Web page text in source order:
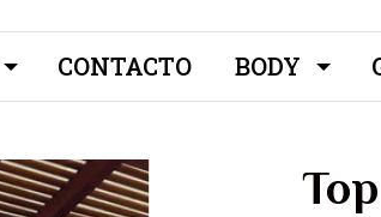
CONTACTO BODY